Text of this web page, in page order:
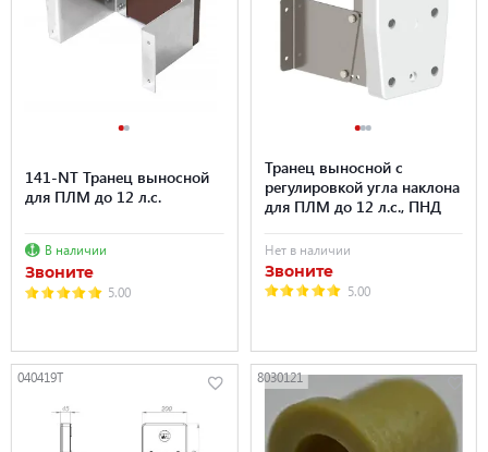
141-NT Транец выносной
для ПЛМ до 12 л.с.
В наличии
Звоните
5.00
Транец выносной с
регулировкой угла наклона
для ПЛМ до 12 л.с., ПНД
Нет в наличии
Звоните
5.00
040419T 8030121